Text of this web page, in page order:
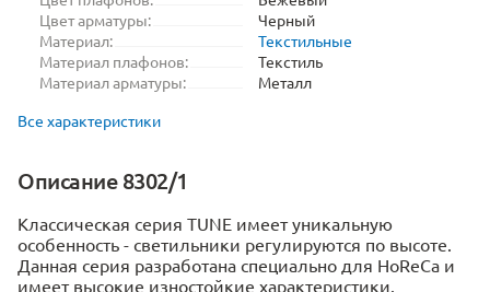
Цвет арматуры:
Черный
Материал:
Текстильные
Материал плафонов:
Текстиль
Материал арматуры:
Металл
Все характеристики
Описание 8302/1
Классическая серия TUNE имеет уникальную
особенность - светильники регулируются по высоте.
Данная серия разработана специально для HoReCa и
имеет высокие изностойкие характеристики.